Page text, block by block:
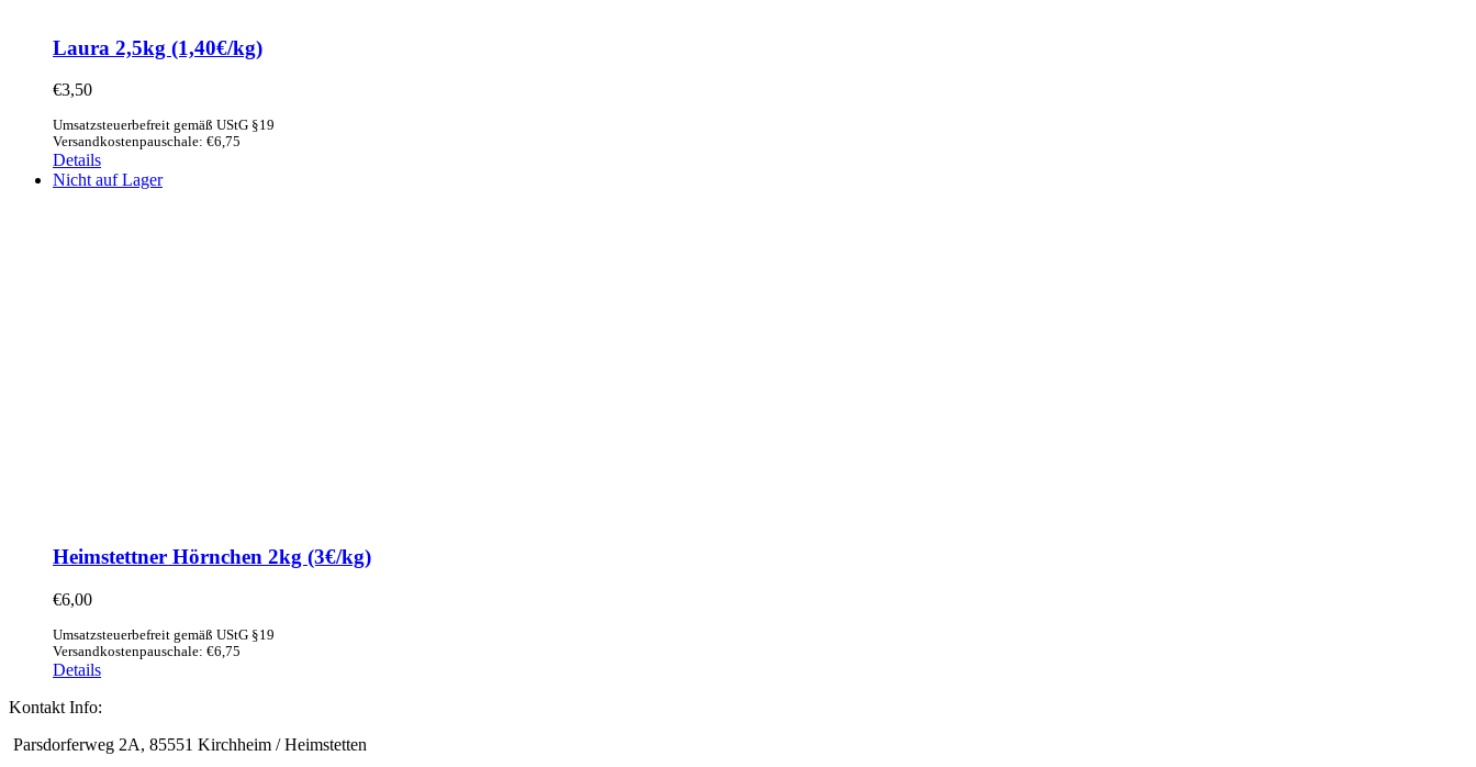
Laura 2,5kg (1,40€/kg)
€3,50
Umsatzsteuerbefreit gemäß UStG §19
Versandkostenpauschale: €6,75
Details
Nicht auf Lager
Heimstettner Hörnchen 2kg (3€/kg)
€6,00
Umsatzsteuerbefreit gemäß UStG §19
Versandkostenpauschale: €6,75
Details
Kontakt Info:
Parsdorferweg 2A, 85551 Kirchheim / Heimstetten